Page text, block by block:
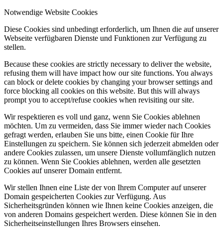
Notwendige Website Cookies
Diese Cookies sind unbedingt erforderlich, um Ihnen die auf unserer
Webseite verfügbaren Dienste und Funktionen zur Verfügung zu
stellen.
Because these cookies are strictly necessary to deliver the website,
refusing them will have impact how our site functions. You always
can block or delete cookies by changing your browser settings and
force blocking all cookies on this website. But this will always
prompt you to accept/refuse cookies when revisiting our site.
Wir respektieren es voll und ganz, wenn Sie Cookies ablehnen
möchten. Um zu vermeiden, dass Sie immer wieder nach Cookies
gefragt werden, erlauben Sie uns bitte, einen Cookie für Ihre
Einstellungen zu speichern. Sie können sich jederzeit abmelden oder
andere Cookies zulassen, um unsere Dienste vollumfänglich nutzen
zu können. Wenn Sie Cookies ablehnen, werden alle gesetzten
Cookies auf unserer Domain entfernt.
Wir stellen Ihnen eine Liste der von Ihrem Computer auf unserer
Domain gespeicherten Cookies zur Verfügung. Aus
Sicherheitsgründen können wie Ihnen keine Cookies anzeigen, die
von anderen Domains gespeichert werden. Diese können Sie in den
Sicherheitseinstellungen Ihres Browsers einsehen.